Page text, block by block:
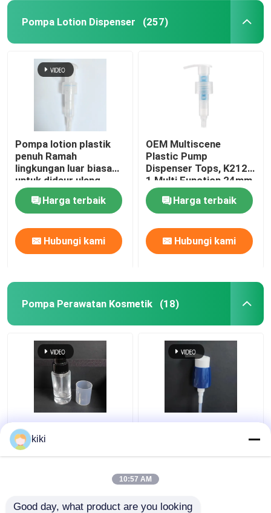
Pompa Lotion Dispenser (257)
Pompa lotion plastik
penuh Ramah
lingkungan luar biasa
untuk didaur ulang
hanya Bahan PP PE
MonoHarga terbaik
Hubungi kami
OEM Multiscene
Plastic Pump
Dispenser Tops, K212-
1 Multi Function 24mm
Lotion Pump
Harga terbaik
Hubungi kami
Pompa Perawatan Kosmetik (18)
Pompa Foundation
Non-Toksik - Dispenser
Kosmetik K703 Tipe
K702-11 Pompa
kiki
10:57 AM
Good day, what product are you looking